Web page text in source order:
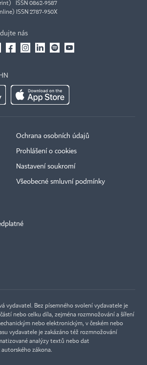
ISSN 0862-9587
ISSN 2787-950X
nás
Ochrana osobních údajů
Prohlášení o cookies
Nastavení soukromí
Všeobecné smluvní podmínky
vydavatel. Bez písemného svolení vydavatele je
nebo celku díla, zejména rozmnožování a šíření
nebo elektronickým, v českém nebo
vydavatele je zakázáno též rozmnožování
analýzy textů nebo dat
zákona.